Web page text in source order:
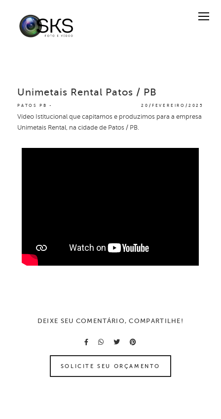
PATOS PB 20/FEVEREIRO/2025
Unimetais Rental Patos / PB
Vídeo Istitucional que capitamos e produzimos para a empresa
Unimetais Rental, na cidade de Patos / PB.
DEIXE SEU COMENTÁRIO, COMPARTILHE!
SOLICITE SEU ORÇAMENTO